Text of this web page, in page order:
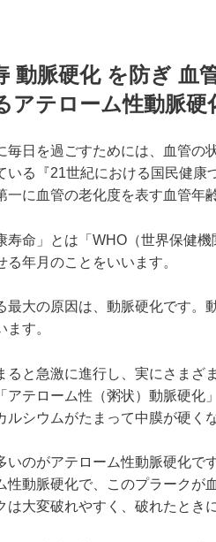
動脈硬化 を防ぎ 血
アテローム性動脈硬
毎日を過ごすためには、血管の
いる『21世紀における国民健康
一に血管の老化度を表す血管年
寿命」とは「WHO（世界保健
る年月のことをいいます。
最大の原因は、動脈硬化です。
ます。
ると急激に進行し、実にさまざ
アテローム性（粥状）動脈硬化
ルシウムがたまって中膜が硬く
いのがアテローム性動脈硬化で
性動脈硬化で、このプラークが
は大変破れやすく、破れたとき